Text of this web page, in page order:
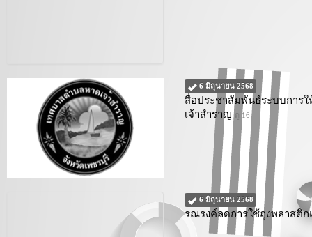
6 มิถุนายน 2568
สื่อประชาสัมพันธ์ระบบการใ
เจ้าสำราญดู 16
6 มิถุนายน 2568
รณรงค์ลดการใช้ถุงพลาสติ